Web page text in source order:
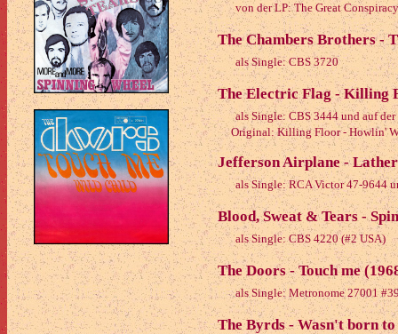
von der LP: The Great Conspiracy
The Chambers Brothers -
als Single: CBS 3720
The Electric Flag - Killing
als Single: CBS 3444 und auf
Original: Killing Floor - Howlin'
Jefferson Airplane -
als Single: RCA Victor 47-9644
Blood, Sweat & Tears -
als Single: CBS 4220 (#2 USA)
The Doors - Touch me
als Single: Metronome 27001
The Byrds - Wasn't born